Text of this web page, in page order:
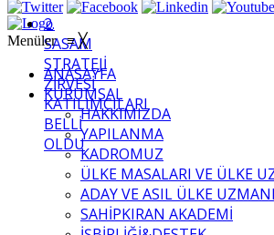
2.
SASAM
STRATEJİ
ZİRVESİ
KATILIMCILARI
BELLİ
OLDU
Menüler≡ ╳
ANASAYFA
KURUMSAL
HAKKIMIZDA
YAPILANMA
KADROMUZ
ÜLKE MASALARI VE ÜLKE
ADAY VE ASIL ÜLKE
SAHİPKIRAN AKADEMİ